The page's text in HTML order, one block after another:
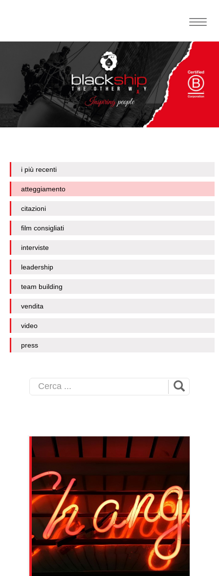
Toggle
i più recenti
atteggiamento
citazioni
film consigliati
interviste
leadership
team building
vendita
video
press